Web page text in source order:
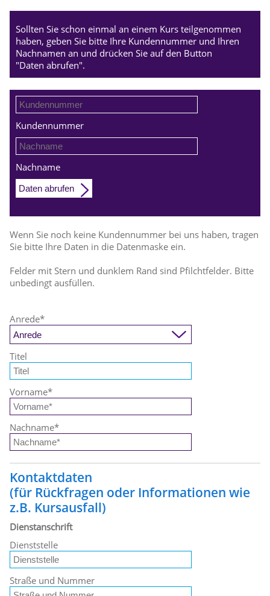
Sollten Sie schon einmal an einem Kurs teilgenommen
haben, geben Sie bitte Ihre Kundennummer und Ihren
Nachnamen an und drücken Sie auf den Button
"Daten abrufen".
Kundennummer
Nachname
Daten abrufen
Wenn Sie noch keine Kundennummer bei uns haben, tragen
Sie bitte Ihre Daten in die Datenmaske ein.
Felder mit Stern und dunklem Rand sind Pfilchtfelder. Bitte
unbedingt ausfüllen.
Anrede*
Titel
Vorname*
Nachname*
Kontaktdaten
(für Rückfragen oder Informationen wie
z.B. Kursausfall)
Dienstanschrift
Dienststelle
Straße und Nummer